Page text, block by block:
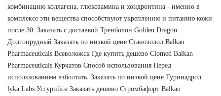
комбинацию коллагена, глюкозамина и хондроитина - именно в
комплексе эти вещества способствуют укреплению и питанию кожи
после 30. Заказать с доставкой Тренболон Golden Dragon
Долгопрудный Заказать по низкой цене Станозолол Balkan
Pharmaceuticals Всеволожск Где купить дешево Clomed Balkan
Pharmaceuticals Курчатов Способ использования Перед
использованием взболтать. Заказать по низкой цене Туринадрол
lyka Labs Уссурийск Заказать дешево Стромбафорт Balkan